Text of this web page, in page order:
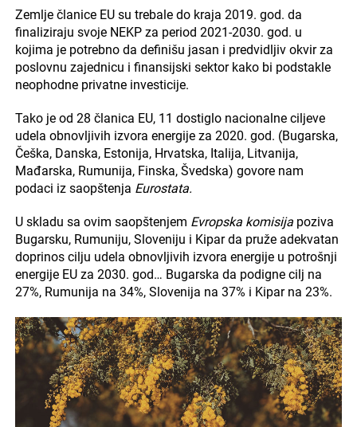
Zemlje članice EU su trebale do kraja 2019. god. da
finaliziraju svoje NEKP za period 2021-2030. god. u
kojima je potrebno da definišu jasan i predvidljiv okvir za
poslovnu zajednicu i finansijski sektor kako bi podstakle
neophodne privatne investicije.
Tako je od 28 članica EU, 11 dostiglo nacionalne ciljeve
udela obnovljivih izvora energije za 2020. god. (Bugarska,
Češka, Danska, Estonija, Hrvatska, Italija, Litvanija,
Mađarska, Rumunija, Finska, Švedska) govore nam
podaci iz saopštenja Eurostata.
U skladu sa ovim saopštenjem Evropska komisijapoziva
Bugarsku, Rumuniju, Sloveniju i Kipar da pruže adekvatan
doprinos cilju udela obnovljivih izvora energije u potrošnji
energije EU za 2030. god… Bugarska da podigne cilj na
27%, Rumunija na 34%, Slovenija na 37% i Kipar na 23%.